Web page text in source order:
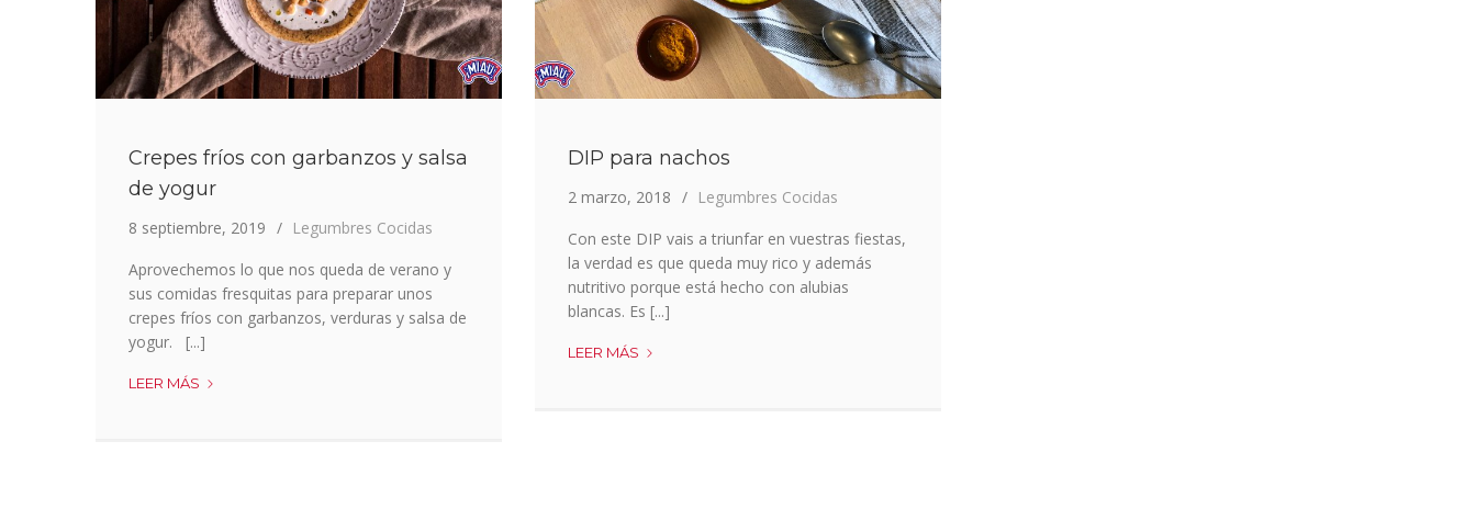
Crepes fríos con garbanzos y salsa
de yogur
8 septiembre, 2019
Legumbres Cocidas
Aprovechemos lo que nos queda de verano y
sus comidas fresquitas para preparar unos
crepes fríos con garbanzos, verduras y salsa de
yogur. [...]
LEER MÁS
DIP para nachos
2 marzo, 2018
Legumbres Cocidas
Con este DIP vais a triunfar en vuestras fiestas,
la verdad es que queda muy rico y además
nutritivo porque está hecho con alubias
blancas. Es [...]
LEER MÁS